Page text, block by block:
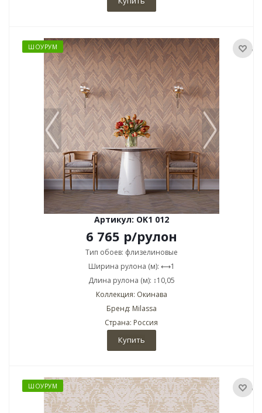
ШОУРУМ
Артикул: OK1 012
6 765 р/рулон
Тип обоев: флизелиновые
Ширина рулона (м): ⟷1
Длина рулона (м): ↕10,05
Коллекция: Окинава
Бренд: Milassa
Страна: Россия
Купить
ШОУРУМ